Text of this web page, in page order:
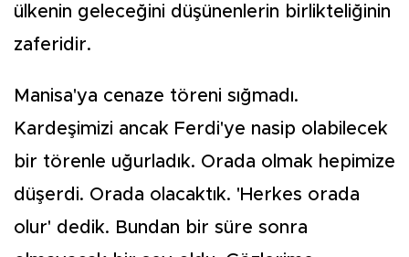
ülkenin geleceğini düşünenlerin birlikteliğinin
zaferidir.
Manisa'ya cenaze töreni sığmadı.
Kardeşimizi ancak Ferdi'ye nasip olabilecek
bir törenle uğurladık. Orada olmak hepimize
düşerdi. Orada olacaktık. 'Herkes orada
olur' dedik. Bundan bir süre sonra